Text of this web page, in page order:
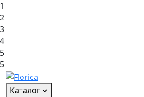
1
2
3
4
5
5
Каталог